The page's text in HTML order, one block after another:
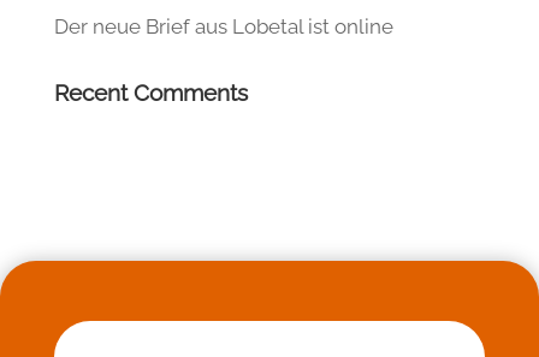
Der neue Brief aus Lobetal ist online
Recent Comments